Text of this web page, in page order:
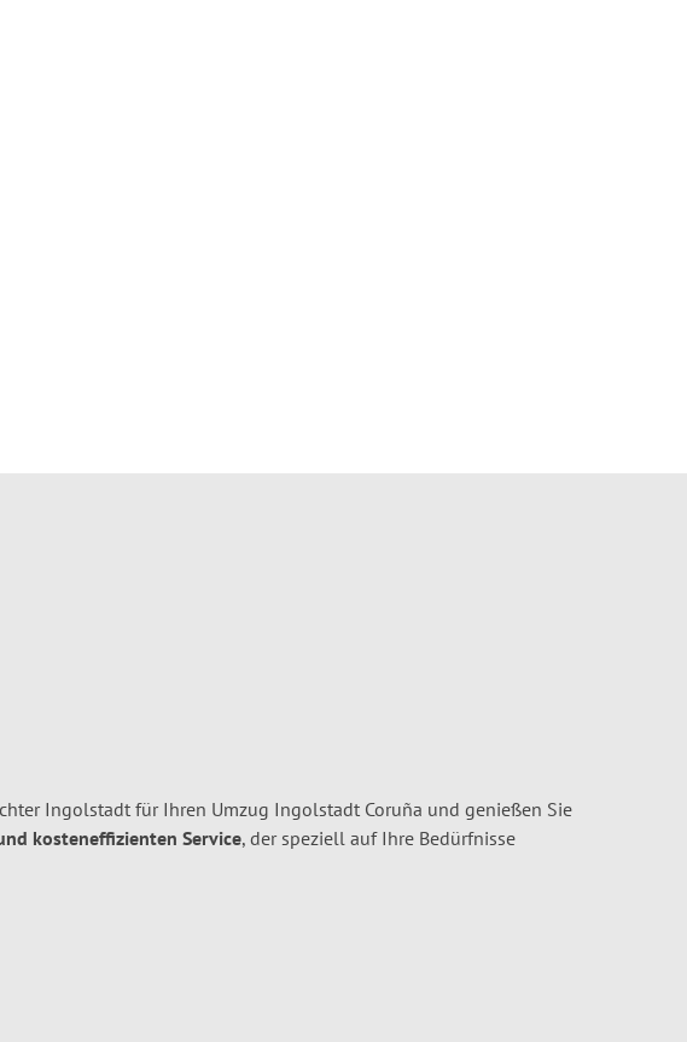
Ingolstadt für Ihren Umzug Ingolstadt Coruña und genießen Sie
kosteneffizienten Service, der speziell auf Ihre Bedürfnisse